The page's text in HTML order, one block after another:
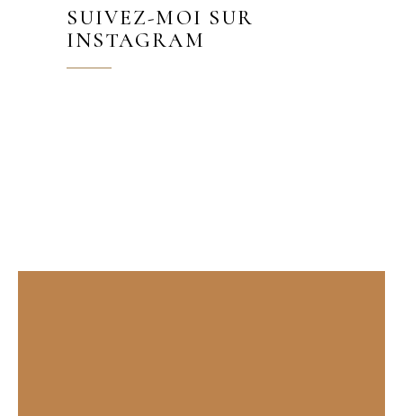
SUIVEZ-MOI SUR
INSTAGRAM